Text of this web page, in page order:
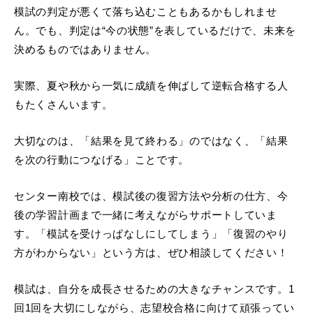
模試の判定が悪くて落ち込むこともあるかもしれませ
ん。でも、判定は“今の状態”を表しているだけで、未来を
決めるものではありません。
実際、夏や秋から一気に成績を伸ばして逆転合格する人
もたくさんいます。
大切なのは、「結果を見て終わる」のではなく、「結果
を次の行動につなげる」ことです。
センター南校では、模試後の復習方法や分析の仕方、今
後の学習計画まで一緒に考えながらサポートしていま
す。「模試を受けっぱなしにしてしまう」「復習のやり
方がわからない」という方は、ぜひ相談してください！
模試は、自分を成長させるための大きなチャンスです。1
回1回を大切にしながら、志望校合格に向けて頑張ってい